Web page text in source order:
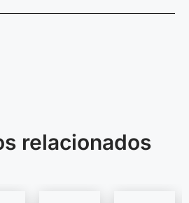
relacionados